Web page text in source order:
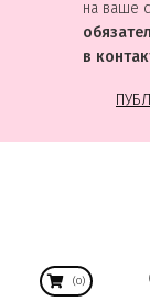
на ваше
в
(0)